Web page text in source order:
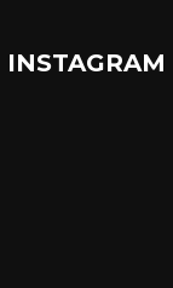
INSTAGRAM